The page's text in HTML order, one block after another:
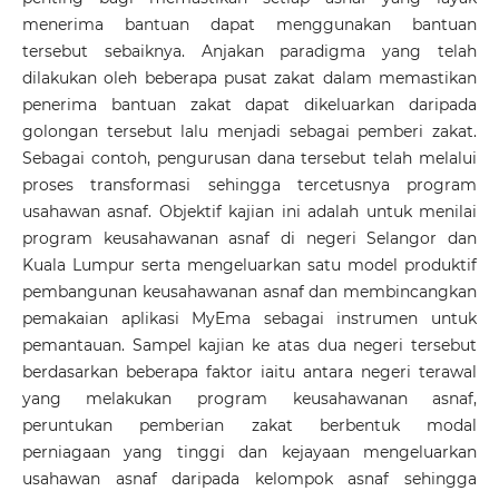
menerima bantuan dapat menggunakan bantuan
tersebut sebaiknya. Anjakan paradigma yang telah
dilakukan oleh beberapa pusat zakat dalam memastikan
penerima bantuan zakat dapat dikeluarkan daripada
golongan tersebut lalu menjadi sebagai pemberi zakat.
Sebagai contoh, pengurusan dana tersebut telah melalui
proses transformasi sehingga tercetusnya program
usahawan asnaf. Objektif kajian ini adalah untuk menilai
program keusahawanan asnaf di negeri Selangor dan
Kuala Lumpur serta mengeluarkan satu model produktif
pembangunan keusahawanan asnaf dan membincangkan
pemakaian aplikasi MyEma sebagai instrumen untuk
pemantauan. Sampel kajian ke atas dua negeri tersebut
berdasarkan beberapa faktor iaitu antara negeri terawal
yang melakukan program keusahawanan asnaf,
peruntukan pemberian zakat berbentuk modal
perniagaan yang tinggi dan kejayaan mengeluarkan
usahawan asnaf daripada kelompok asnaf sehingga